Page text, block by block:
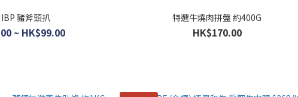
豬斧頭扒
~ HK$99.00
特選牛燒肉拼盤 約400G
HK$170.00